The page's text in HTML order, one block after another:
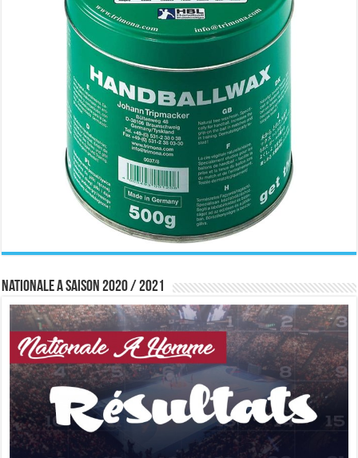
Nationale A saison 2020 / 2021